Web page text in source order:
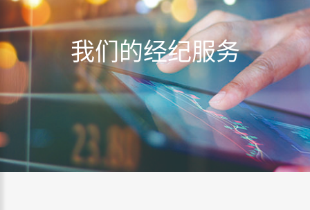
我们的经纪服务